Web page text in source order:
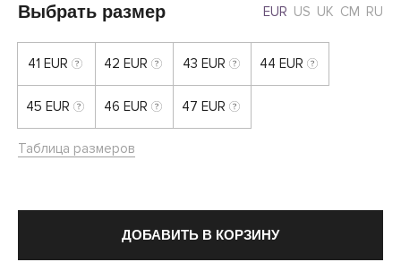
Выбрать размер EUR US UK CM RU
41 EUR 42 EUR 43 EUR 44 EUR
45 EUR 46 EUR 47 EUR
Таблица размеров
ДОБАВИТЬ В КОРЗИНУ